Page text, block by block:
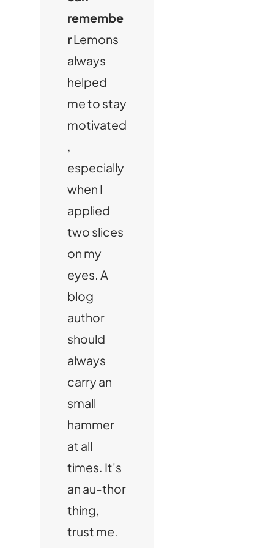
remembe
rLemons
always
helped
me to stay
motivated
,
especially
when I
applied
two slices
on my
eyes. A
blog
author
should
always
carry an
small
hammer
at all
times. It's
an au-thor
thing,
trust me.